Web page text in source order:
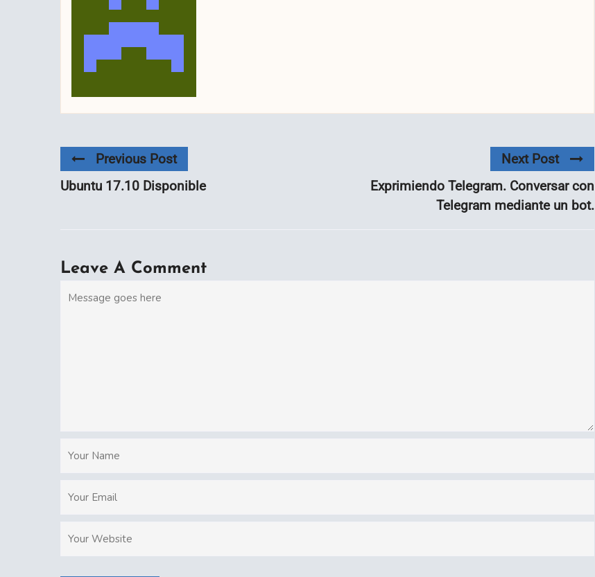
Previous Post
Ubuntu 17.10 Disponible
Next Post
Exprimiendo Telegram. Conversar con
Telegram mediante un bot.
Leave A Comment